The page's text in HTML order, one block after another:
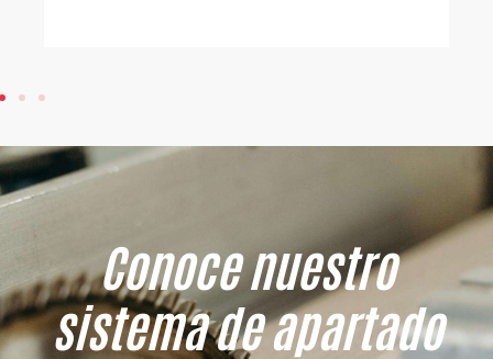
Conoce nuestro
sistema de apartado